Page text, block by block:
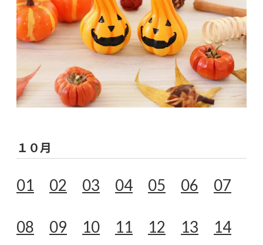
１０月
01 02 03 04 05 06
07
08
09 10 11 12 13
14